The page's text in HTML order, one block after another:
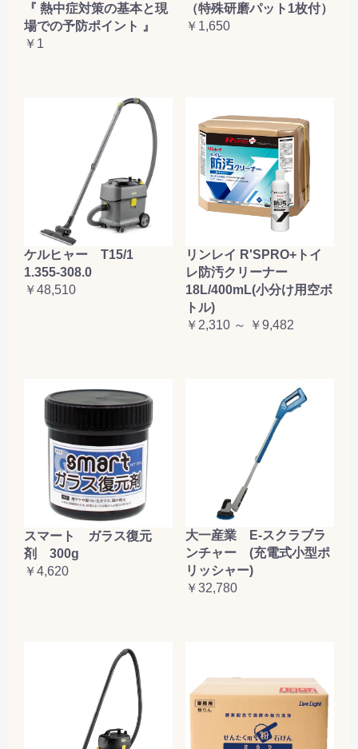
『 熱中症対策の基本と現
場での予防ポイント 』
￥1
（特殊研磨パット1枚付）
￥1,650
ケルヒャー T15/1
1.355-308.0
￥48,510
リンレイ R'SPRO+トイ
レ防汚クリーナー
18L/400mL(小分け用空ボ
トル)
￥2,310 ～ ￥9,482
スマート ガラス復元
剤 300g
￥4,620
大一産業 E-スクラブラ
ンチャー (充電式小型ポ
リッシャー)
￥32,780